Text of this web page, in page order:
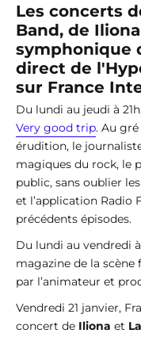
Les concerts
Band, de
symphonique
direct de
sur France
Du lundi au jeudi à
Very good trip. Au
érudition, le
magiques du rock, le
public, sans oublier
et l’application Radio
précédents épisodes.
Du lundi au vendredi
magazine de la
par l’animateur et
Vendredi 21 janvier,
concert de Iliona et